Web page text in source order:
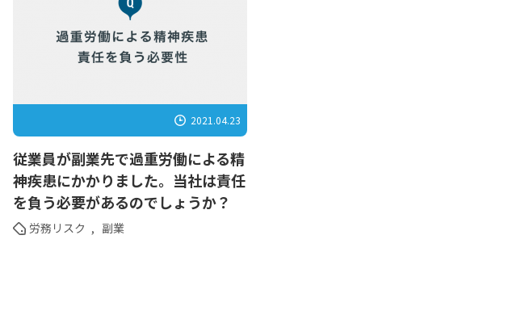
2021.04.23
従業員が副業先で過重労働による精
神疾患にかかりました。当社は責任
を負う必要があるのでしょうか？
労務リスク , 副業